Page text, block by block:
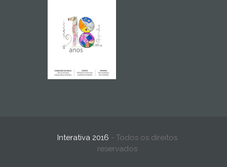
Interativa 2016 - Todos os direitos
reservados